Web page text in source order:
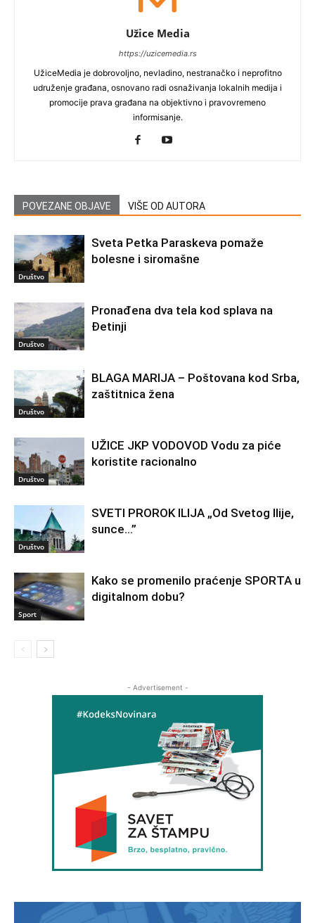
Užice Media
https://uzicemedia.rs
UžiceMedia je dobrovoljno, nevladino, nestranačko i neprofitno
udruženje građana, osnovano radi osnaživanja lokalnih medija i
promocije prava građana na objektivno i pravovremeno
informisanje.
POVEZANE OBJAVE VIŠE OD AUTORA
Društvo
Sveta Petka Paraskeva pomaže
bolesne i siromašne
Društvo
Pronađena dva tela kod splava na
Đetinji
Društvo
BLAGA MARIJA – Poštovana kod Srba,
zaštitnica žena
Društvo
UŽICE JKP VODOVOD Vodu za piće
koristite racionalno
Društvo
SVETI PROROK ILIJA „Od Svetog Ilije,
sunce…”
Sport
Kako se promenilo praćenje SPORTA u
digitalnom dobu?
- Advertisement -